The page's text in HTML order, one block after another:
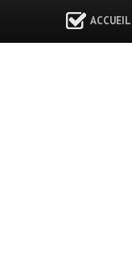
ACCUEIL